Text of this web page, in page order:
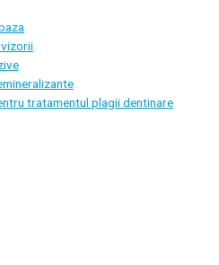
tratamentul plagii dentinare